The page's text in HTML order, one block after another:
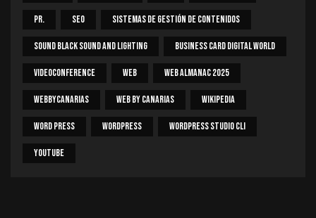
PR. SEO Sistemas De Gestión De Contenidos
Sound Black Sound And Lighting Business Card Digital World
Videoconference Web Web Almanac 2025
Webbycanarias Web By Canarias Wikipedia
Word Press WordPress WordPress Studio CLI
Youtube